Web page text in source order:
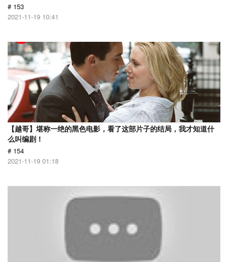
# 153
2021-11-19 10:41
【越哥】堪称一绝的黑色电影，看了这部片子的结局，我才知道什
么叫编剧！
# 154
2021-11-19 01:18